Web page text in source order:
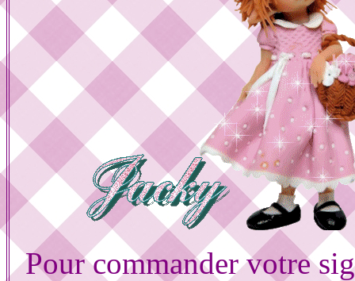
Pour commander votre